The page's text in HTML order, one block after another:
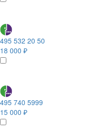
495 532 20 50
18 000 ₽
495 740 5999
15 000 ₽